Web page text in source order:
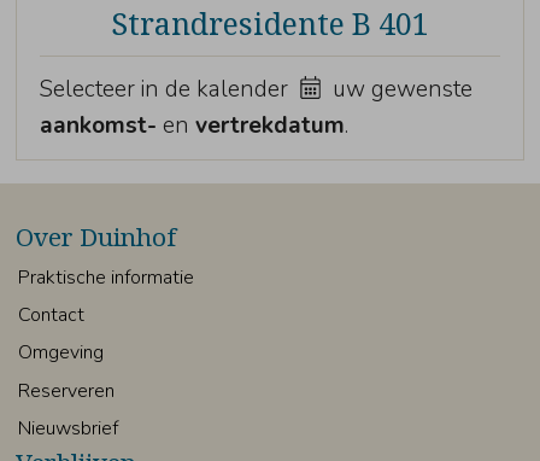
Strandresidente B 401
Selecteer in de kalender
uw gewenste
aankomst- envertrekdatum.
Over Duinhof
Praktische informatie
Contact
Omgeving
Reserveren
Nieuwsbrief